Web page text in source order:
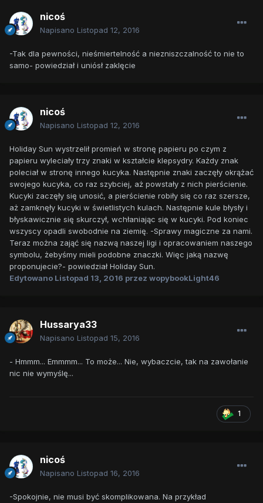
nicoś
Napisano Listopad 12, 2016
-Tak dla pewności, nieśmiertelność a niezniszczalność to nie to
samo- powiedział i uniósł zaklęcie
nicoś
Napisano Listopad 12, 2016
Holiday Sun wystrzelił promień w stronę papieru po czym z
papieru wyleciały trzy znaki w kształcie klepsydry. Każdy znak
poleciał w stronę innego kucyka. Następnie znaki zaczęły okrążać
swojego kucyka, co raz szybciej, aż powstały z nich pierścienie.
Kucyki zaczęły się unosić, a pierścienie robiły się co raz szersze,
aż zamknęły kucyki w świetlistych kulach. Następnie kule błysły i
błyskawicznie się skurczył, wchłaniając się w kucyki. Pod koniec
wszyscy opadli swobodnie na ziemię. -Sprawy magiczne za nami.
Teraz można zająć się nazwą naszej ligi i opracowaniem naszego
symbolu, żebyśmy mieli podobne znaczki. Więc jaką nazwę
proponujecie?- powiedział Holiday Sun.
Edytowano Listopad 13, 2016 przez wopybookLight46
Hussarya33
Napisano Listopad 15, 2016
- Hmmm... Emmmm... To może... Nie, wybaczcie, tak na zawołanie
nic nie wymyślę...
1
nicoś
Napisano Listopad 16, 2016
-Spokojnie, nie musi być skomplikowana. Na przykład